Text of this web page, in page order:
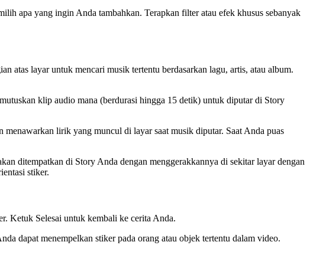
apa yang ingin Anda tambahkan. Terapkan filter atau efek khusus sebanyak
atas layar untuk mencari musik tertentu berdasarkan lagu, artis, atau album.
klip audio mana (berdurasi hingga 15 detik) untuk diputar di Story
lirik yang muncul di layar saat musik diputar. Saat Anda puas
ditempatkan di Story Anda dengan menggerakkannya di sekitar layar dengan
stiker.
Ketuk Selesai untuk kembali ke cerita Anda.
dapat menempelkan stiker pada orang atau objek tertentu dalam video.